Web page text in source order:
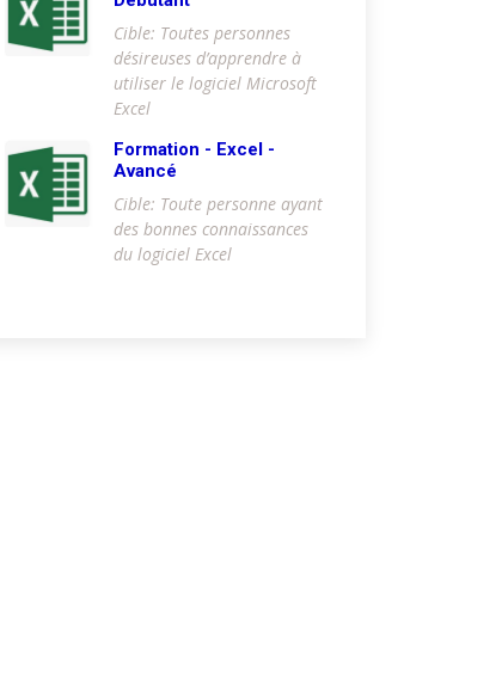
Cible: Toutes personnes
désireuses d’apprendre à
utiliser le logiciel Microsoft
Excel
Formation - Excel -
Avancé
Cible: Toute personne ayant
des bonnes connaissances
du logiciel Excel